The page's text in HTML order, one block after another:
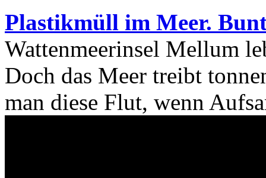
Plastikmüll im Meer.
Wattenmeerinsel Mellum
Doch das Meer treibt
man diese Flut, wenn